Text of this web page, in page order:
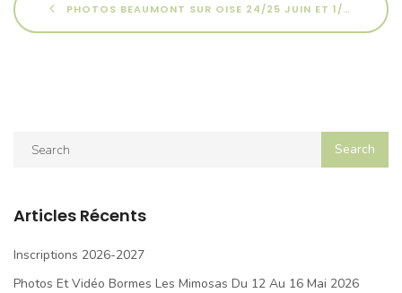
PHOTOS BEAUMONT SUR OISE 24/25 JUIN ET 1/2 JUILLET 2023
Articles Récents
Inscriptions 2026-2027
Photos Et Vidéo Bormes Les Mimosas Du 12 Au 16 Mai 2026